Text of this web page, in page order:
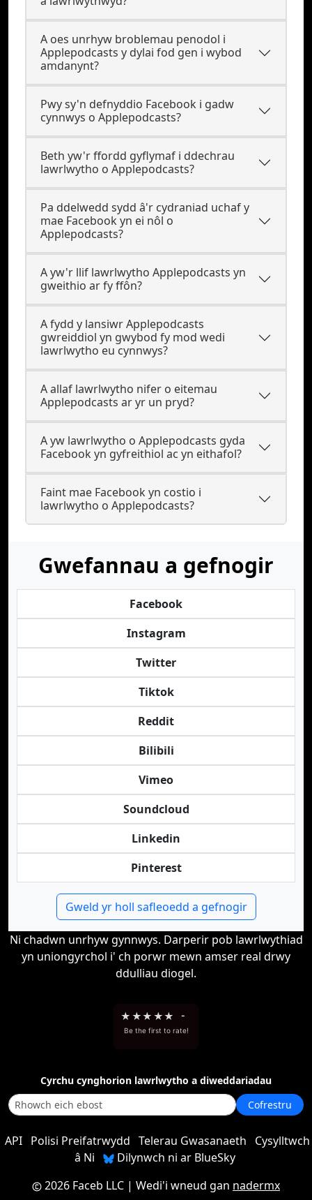
A oes unrhyw broblemau penodol i
Applepodcasts y dylai fod gen i wybod
amdanynt?
Pwy sy'n defnyddio Facebook i gadw
cynnwys o Applepodcasts?
Beth yw'r ffordd gyflymaf i ddechrau
lawrlwytho o Applepodcasts?
Pa ddelwedd sydd â'r cydraniad uchaf y
mae Facebook yn ei nôl o
Applepodcasts?
A yw'r llif lawrlwytho Applepodcasts yn
gweithio ar fy ffôn?
A fydd y lansiwr Applepodcasts
gwreiddiol yn gwybod fy mod wedi
lawrlwytho eu cynnwys?
A allaf lawrlwytho nifer o eitemau
Applepodcasts ar yr un pryd?
A yw lawrlwytho o Applepodcasts gyda
Facebook yn gyfreithiol ac yn eithafol?
Faint mae Facebook yn costio i
lawrlwytho o Applepodcasts?
Gwefannau a gefnogir
Facebook
Instagram
Twitter
Tiktok
Reddit
Bilibili
Vimeo
Soundcloud
Linkedin
Pinterest
Gweld yr holl safleoedd a gefnogir
Ni chadwn unrhyw gynnwys. Darperir pob lawrlwythiad
yn uniongyrchol i' ch porwr mewn amser real drwy
ddulliau diogel.
★ ★★ ★★ -
Be the first to rate!
Cyrchu cynghorion lawrlwytho a diweddariadau
Cofrestru
API Polisi Preifatrwydd Telerau Gwasanaeth
Cysylltwch
â Ni
Dilynwch ni ar BlueSky
2026 Faceb LLC | Wedi'i wneud gan nadermx